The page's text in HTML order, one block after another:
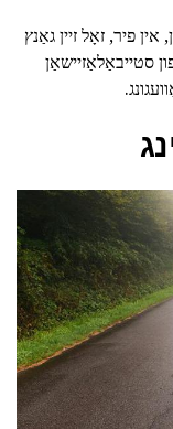
פיר, זאָל זיין גאַנץ
סטייבאַלאַזיישאַן